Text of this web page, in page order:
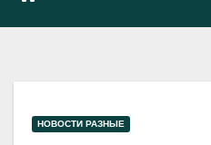
НОВОСТИ РАЗНЫЕ